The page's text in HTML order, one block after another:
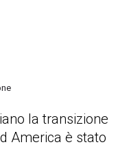
la transizione
America è stato